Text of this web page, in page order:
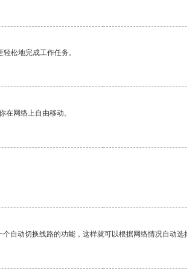
松地完成工作任务。
在网络上自由移动。
自动切换线路的功能，这样就可以根据网络情况自动选